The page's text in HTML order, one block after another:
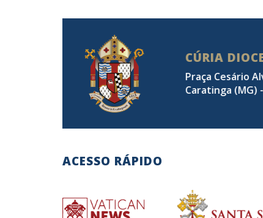
CÚRIA
Praça Cesário
Caratinga (MG)
ACESSO RÁPIDO